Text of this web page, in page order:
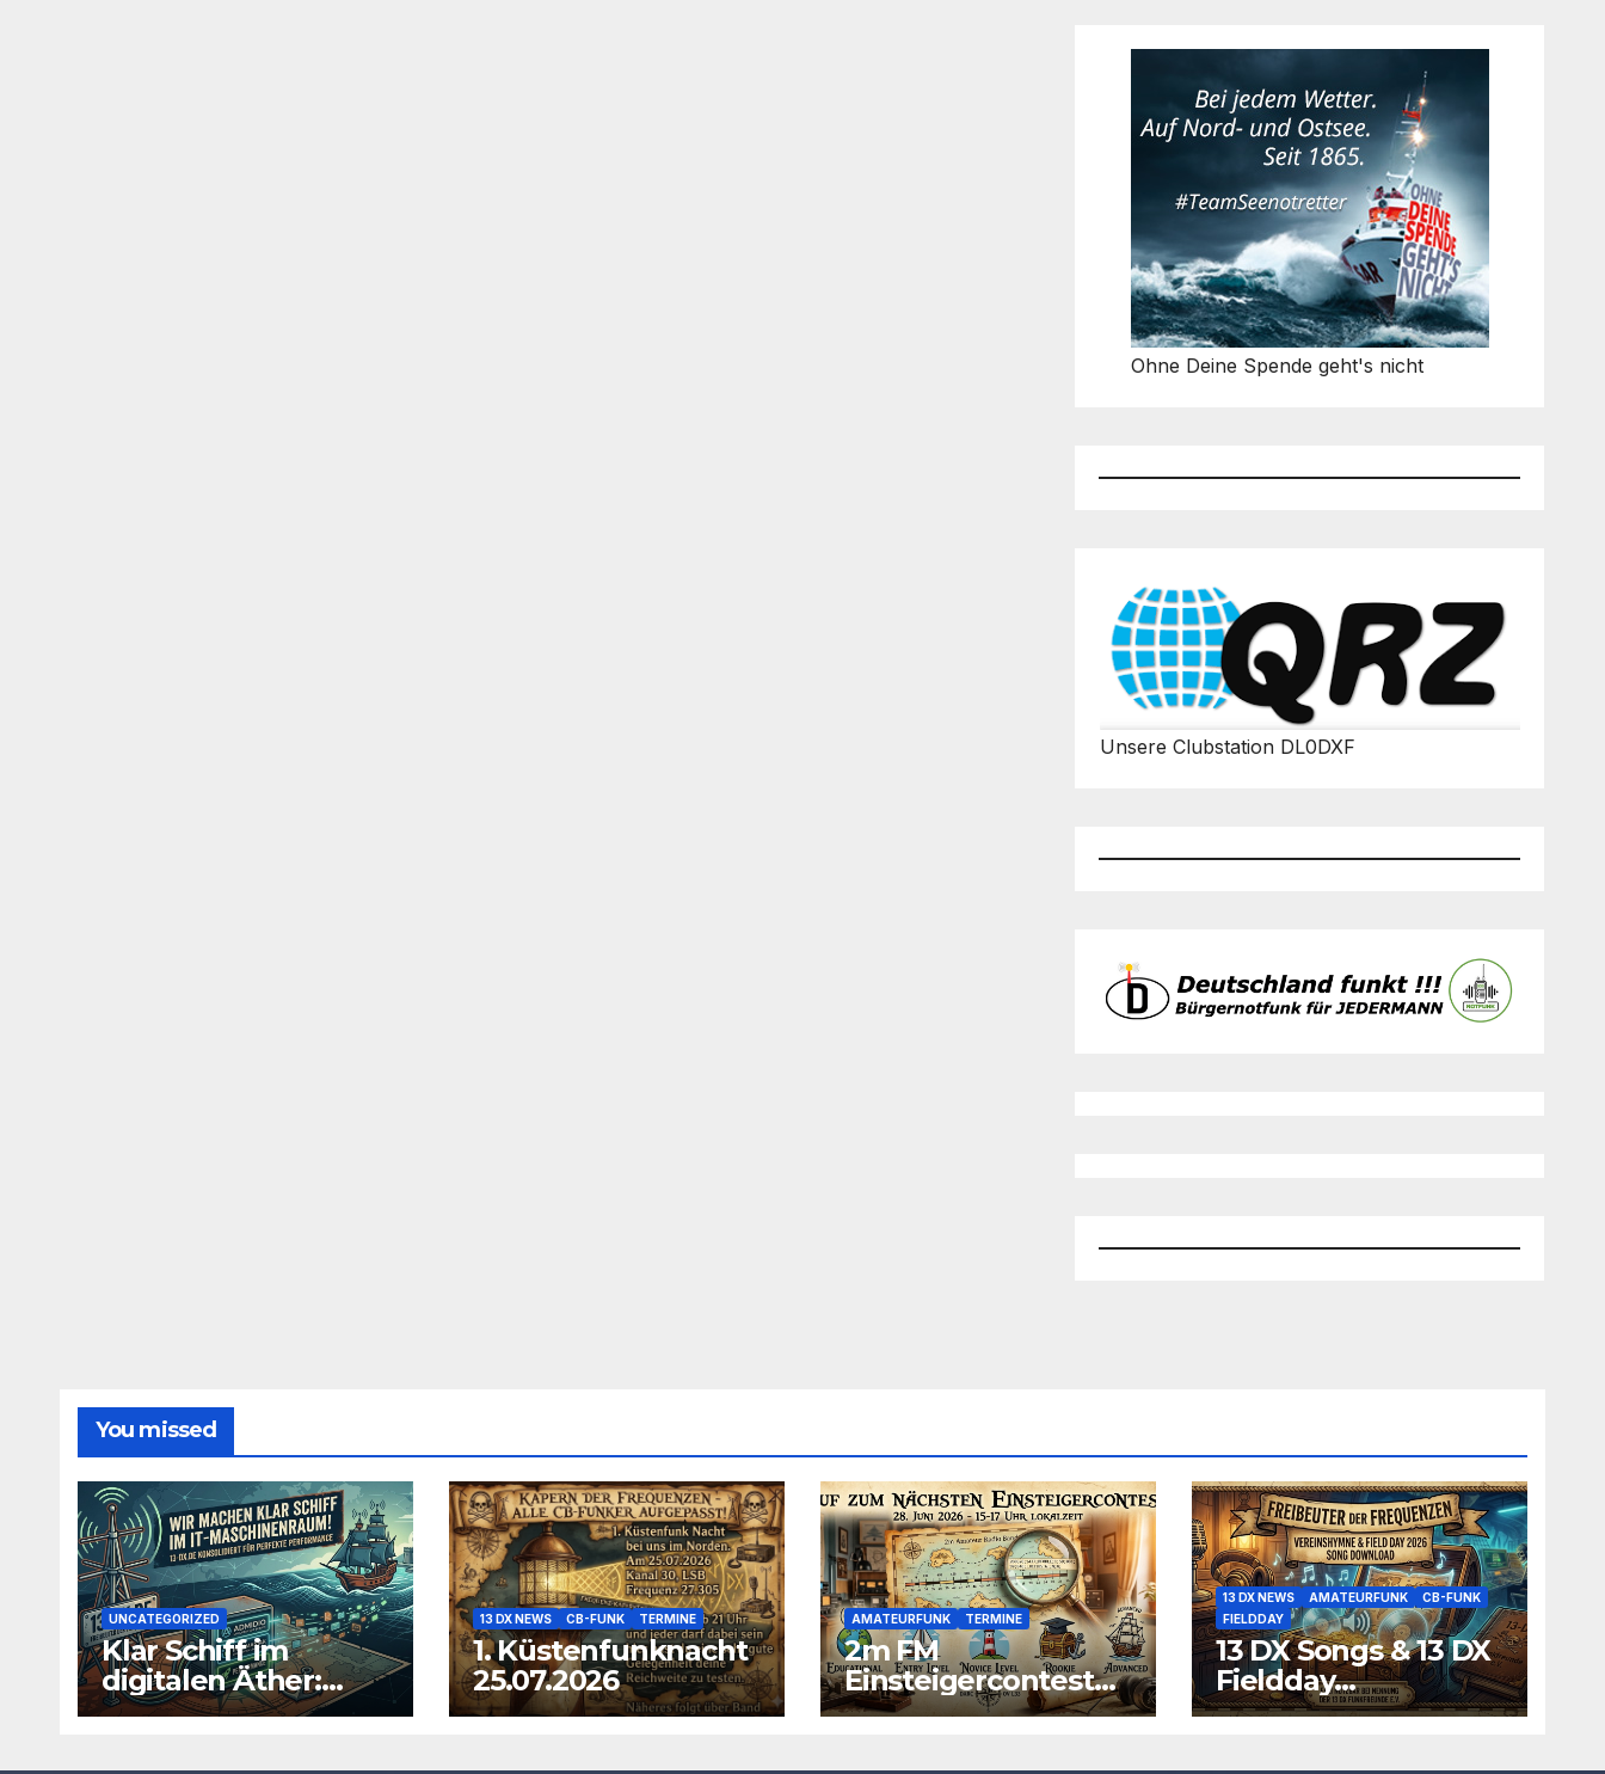
Ohne Deine Spende geht's nicht
Unsere Clubstation DL0DXF
You missed
UNCATEGORIZED
Klar Schiff im
digitalen Äther:
Warum wir unsere
13 DX NEWS CB-FUNK TERMINE
1. Küstenfunknacht
25.07.2026
AMATEURFUNK TERMINE
2m FM
Einsteigercontest
am 28.06.2026
13 DX NEWS AMATEURFUNK
CB-FUNK
FIELDDAY
13 DX Songs & 13 DX
Fieldday
Funksprüche zum